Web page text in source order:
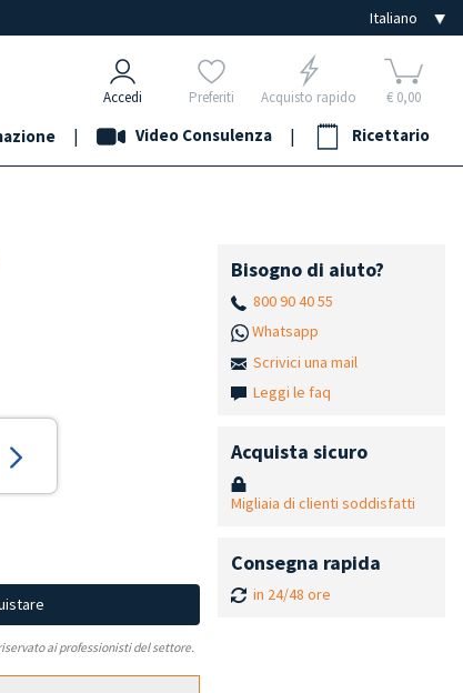
Accedi Preferiti Acquisto rapido € 0,00
| Video Consulenza | Ricettario
ai professionisti del settore.
Bisogno di aiuto?
800 90 40 55
Whatsapp
Scrivici una mail
Leggi le faq
Acquista sicuro
Migliaia di clienti soddisfatti
Consegna rapida
in 24/48 ore